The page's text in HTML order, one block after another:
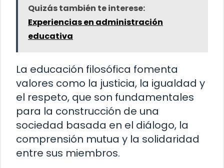
Quizás también te interese:
Experiencias en administración
educativa
La educación filosófica fomenta
valores como la justicia, la igualdad y
el respeto, que son fundamentales
para la construcción de una
sociedad basada en el diálogo, la
comprensión mutua y la solidaridad
entre sus miembros.